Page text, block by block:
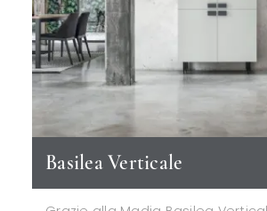
Basilea Verticale